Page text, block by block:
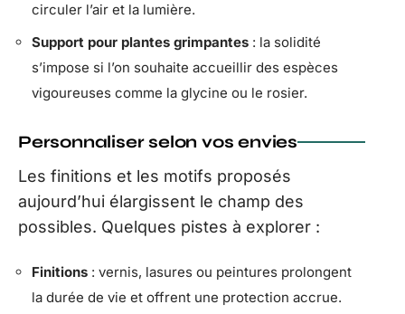
circuler l’air et la lumière.
Support pour plantes grimpantes : la solidité
s’impose si l’on souhaite accueillir des espèces
vigoureuses comme la glycine ou le rosier.
Personnaliser selon vos envies
Les finitions et les motifs proposés
aujourd’hui élargissent le champ des
possibles. Quelques pistes à explorer :
Finitions : vernis, lasures ou peintures prolongent
la durée de vie et offrent une protection accrue.